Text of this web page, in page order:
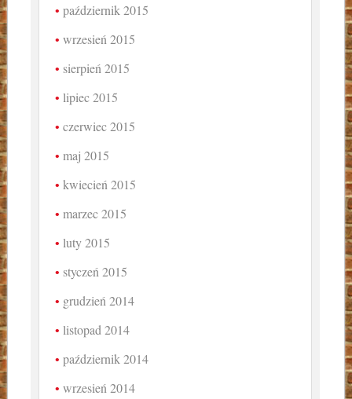
październik 2015
wrzesień 2015
sierpień 2015
lipiec 2015
czerwiec 2015
maj 2015
kwiecień 2015
marzec 2015
luty 2015
styczeń 2015
grudzień 2014
listopad 2014
październik 2014
wrzesień 2014